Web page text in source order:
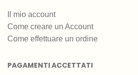
Il mio account
Come creare un Account
Come effettuare un ordine
PAGAMENTI ACCETTATI